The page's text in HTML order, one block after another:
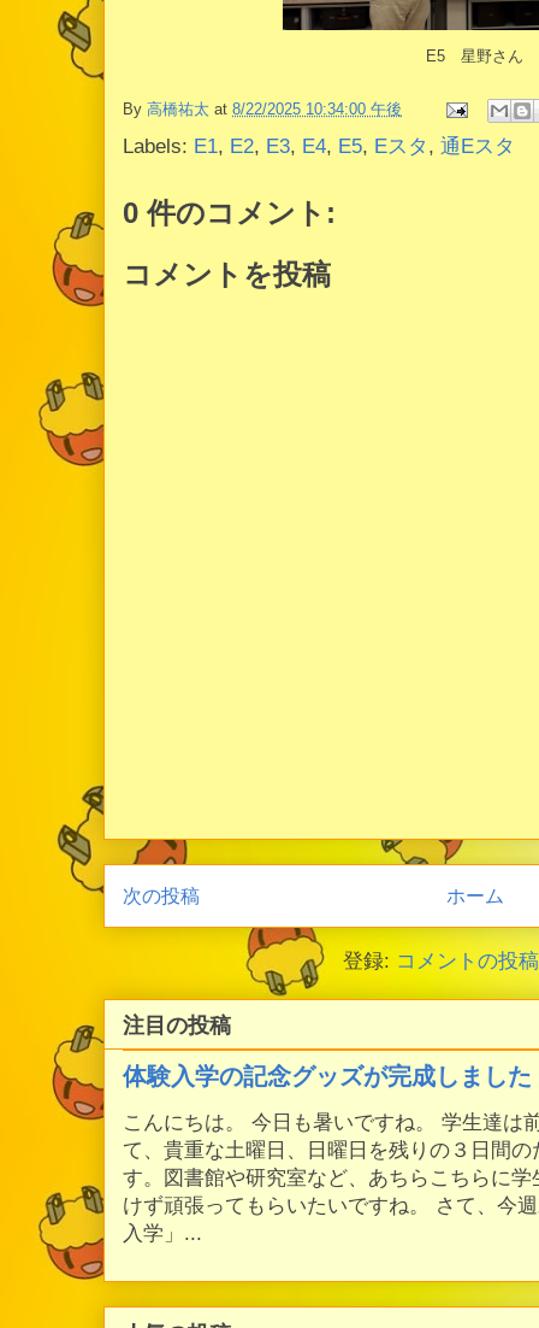
E5 星野さん
By 高橋祐太 at 8/22/2025 10:34:00 午後
Labels: E1, E2, E3, E4, E5, Eスタ , 通Eスタ
0 件のコメント:
コメントを投稿
次の投稿 ホーム
登録: コメントの投
注目の投稿
体験入学の記念グッズが完成しました
こんにちは。 今日も暑いですね。 学生達は
て、貴重な土曜日、日曜日を残りの３日間
す。図書館や研究室など、あちらこちらに
けず頑張ってもらいたいですね。 さて、今
入学」...